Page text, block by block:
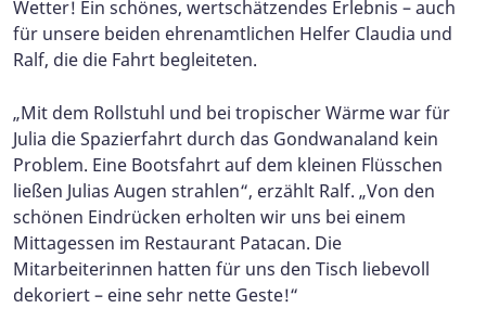
Wetter! Ein schönes, wertschätzendes Erlebnis – auch
für unsere beiden ehrenamtlichen Helfer Claudia und
Ralf, die die Fahrt begleiteten.
„Mit dem Rollstuhl und bei tropischer Wärme war für
Julia die Spazierfahrt durch das Gondwanaland kein
Problem. Eine Bootsfahrt auf dem kleinen Flüsschen
ließen Julias Augen strahlen“, erzählt Ralf. „Von den
schönen Eindrücken erholten wir uns bei einem
Mittagessen im Restaurant Patacan. Die
Mitarbeiterinnen hatten für uns den Tisch liebevoll
dekoriert – eine sehr nette Geste!“